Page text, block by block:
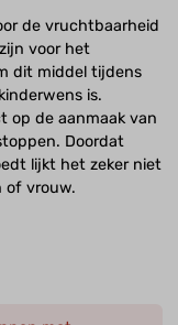
de vruchtbaarheid
voor het
dit middel tijdens
is.
op de aanmaak van
Doordat
lijkt het zeker niet
of vrouw.